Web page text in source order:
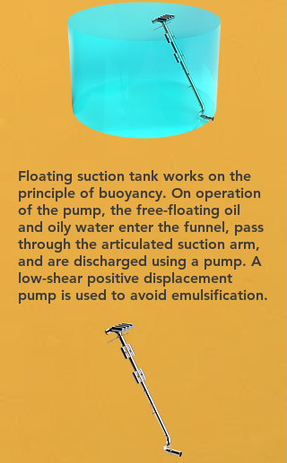
Floating suction tank works on the
principle of buoyancy. On operation
of the pump, the free-floating oil
and oily water enter the funnel, pass
through the articulated suction arm,
and are discharged using a pump. A
low-shear positive displacement
pump is used to avoid emulsification.